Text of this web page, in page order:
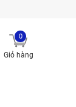
Giỏ hàng
0